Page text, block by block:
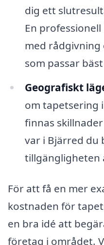
dig ett
En
med
som passar
Geografiskt
om tapetsering
finnas
var i Bjärred du
tillgängligheten
För att få en mer
kostnaden för
en bra idé att
företag i området.